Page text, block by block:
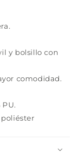
y bolsillo con
comodidad.
PU.
poliéster